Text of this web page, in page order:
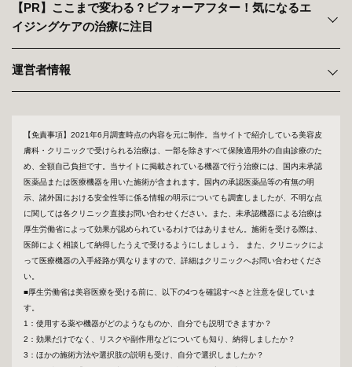
【PR】ここまで変わる？ビフォーアフター！気になるエ
イジングケアの治療に注目
運営者情報
【免責事項】2021年6月調査時点の内容を元に制作。当サイトで紹介している美容皮
膚科・クリニックで受けられる治療は、一部を除きすべて保険適用外の自由診療のた
め、全額自己負担です。当サイトに掲載されている機器で行う治療には、国内未承認
医薬品または医療機器を用いた施術が含まれます。国内の承認医薬品等の有無の明
示、諸外国における安全性等に係る情報の明示についても調査しましたが、不明な点
に関しては各クリニック直接お問い合わせください。また、未承認機器による治療は
厚生労働省によって効果が認められているわけではありません。施術を受ける際は、
医師によく相談して納得したうえで受けるようにしましょう。 また、クリニックによ
って医療機器の入手経路が異なりますので、詳細はクリニックへお問い合わせくださ
い。
■厚生労働省は美容医療を受ける前に、以下の4つを確認すべきと注意を促していま
す。
1：使用する薬や機器がどのようなものか、自分でも説明できますか？
2：効果だけでなく、リスクや副作用などについても知り、納得しましたか？
3：ほかの施術方法や選択肢の説明も受け、自分で選択しましたか？